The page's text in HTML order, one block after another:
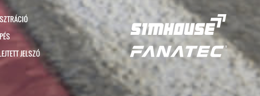
JELSZÓ